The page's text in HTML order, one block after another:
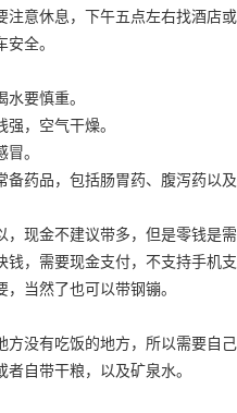
意休息，下午五点左右找酒店或
全。
要慎重。
，空气干燥。
。
药品，包括肠胃药、腹泻药以及
现金不建议带多，但是零钱是需
，需要现金支付，不支持手机支
当然了也可以带钢镚。
没有吃饭的地方，所以需要自己
自带干粮，以及矿泉水。